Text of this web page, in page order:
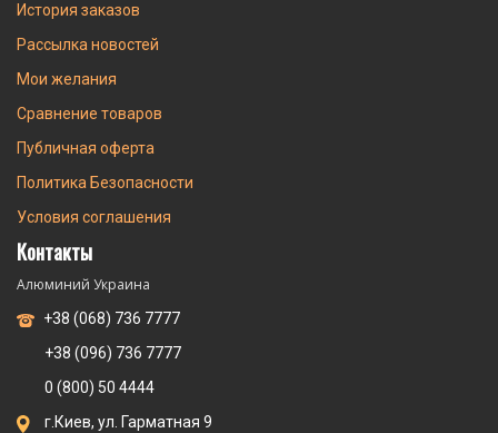
История заказов
Рассылка новостей
Мои желания
Сравнение товаров
Публичная оферта
Политика Безопасности
Условия соглашения
Контакты
Алюминий Украина
+38 (068) 736 7777
+38 (096) 736 7777
0 (800) 50 4444
г.Киев, ул. Гарматная 9